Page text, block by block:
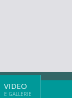
VIDEO
E GALLERIE